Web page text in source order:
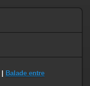
Balade entre